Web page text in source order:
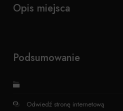
Opis miejsca
Podsumowanie
Odwiedź stronę internetową